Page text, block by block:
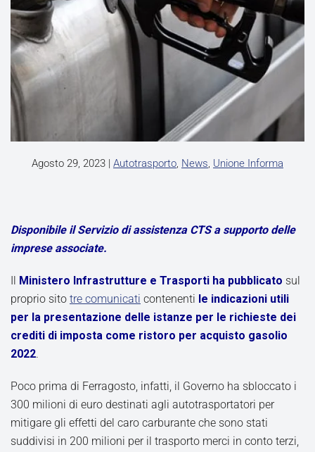
Agosto 29, 2023 | Autotrasporto, News, Unione Informa
Disponibile il Servizio di assistenza CTS a supporto delle
imprese associate.
Il Ministero Infrastrutture e Trasporti ha pubblicato sul
proprio sito tre comunicati contenenti le indicazioni utili
per la presentazione delle istanze per le richieste dei
crediti di imposta come ristoro per acquisto gasolio
2022.
Poco prima di Ferragosto, infatti, il Governo ha sbloccato i
300 milioni di euro destinati agli autotrasportatori per
mitigare gli effetti del caro carburante che sono stati
suddivisi in 200 milioni per il trasporto merci in conto terzi,